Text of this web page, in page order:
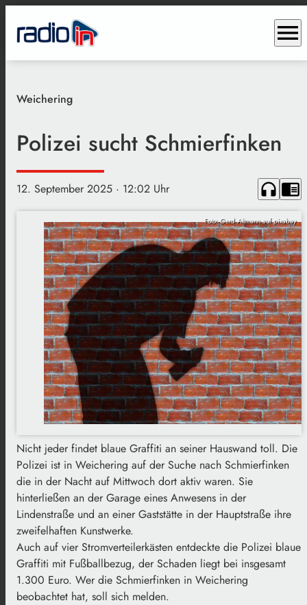
menu
Weichering
Polizei sucht Schmierfinken
12. September 2025 · 12:02 Uhr headphones chrome_reader_mode
Foto: Gerd Altmann auf pixabay
Nicht jeder findet blaue Graffiti an seiner Hauswand toll. Die
Polizei ist in Weichering auf der Suche nach Schmierfinken
die in der Nacht auf Mittwoch dort aktiv waren. Sie
hinterließen an der Garage eines Anwesens in der
Lindenstraße und an einer Gaststätte in der Hauptstraße ihre
zweifelhaften Kunstwerke.
Auch auf vier Stromverteilerkästen entdeckte die Polizei blaue
Graffiti mit Fußballbezug, der Schaden liegt bei insgesamt
1.300 Euro. Wer die Schmierfinken in Weichering
beobachtet hat, soll sich melden.